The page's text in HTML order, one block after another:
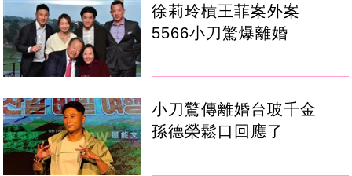
徐莉玲槓王菲案外案
5566小刀驚爆離婚
小刀驚傳離婚台玻千金
孫德榮鬆口回應了